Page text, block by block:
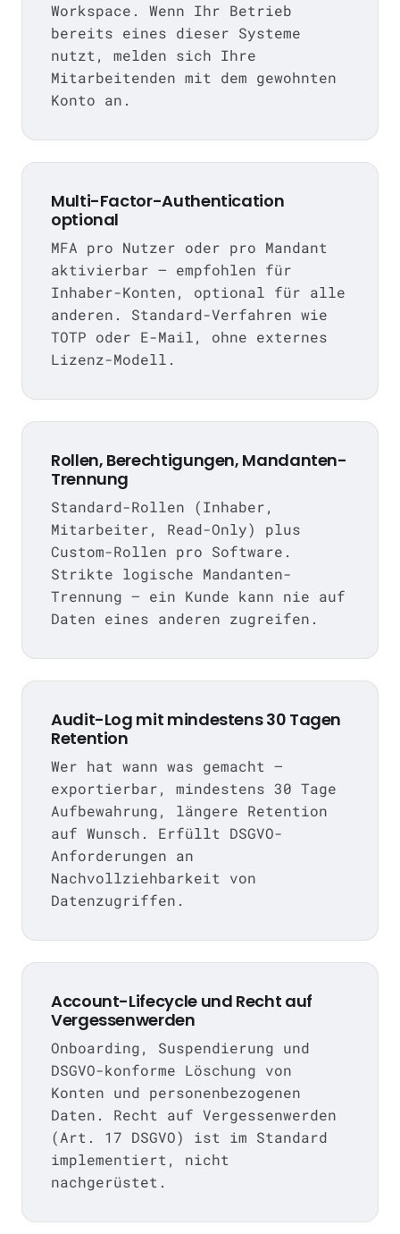
Workspace. Wenn Ihr Betrieb
bereits eines dieser Systeme
nutzt, melden sich Ihre
Mitarbeitenden mit dem gewohnten
Konto an.
Multi-Factor-Authentication
optional
MFA pro Nutzer oder pro Mandant
aktivierbar — empfohlen für
Inhaber-Konten, optional für alle
anderen. Standard-Verfahren wie
TOTP oder E-Mail, ohne externes
Lizenz-Modell.
Rollen, Berechtigungen, Mandanten-
Trennung
Standard-Rollen (Inhaber,
Mitarbeiter, Read-Only) plus
Custom-Rollen pro Software.
Strikte logische Mandanten-
Trennung — ein Kunde kann nie auf
Daten eines anderen zugreifen.
Audit-Log mit mindestens 30 Tagen
Retention
Wer hat wann was gemacht —
exportierbar, mindestens 30 Tage
Aufbewahrung, längere Retention
auf Wunsch. Erfüllt DSGVO-
Anforderungen an
Nachvollziehbarkeit von
Datenzugriffen.
Account-Lifecycle und Recht auf
Vergessenwerden
Onboarding, Suspendierung und
DSGVO-konforme Löschung von
Konten und personenbezogenen
Daten. Recht auf Vergessenwerden
(Art. 17 DSGVO) ist im Standard
implementiert, nicht
nachgerüstet.